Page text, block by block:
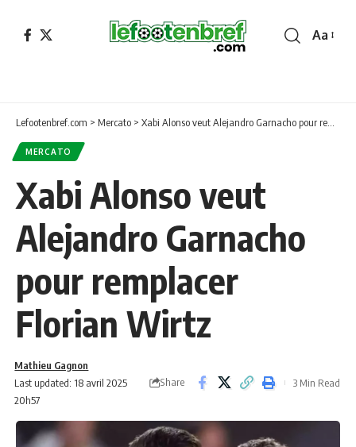
Font
Aa
Lefootenbref.com > Mercato > Xabi Alonso veut Alejandro Garnacho pour remplacer Florian Wirtz
MERCATO
Xabi Alonso veut
Alejandro Garnacho
pour remplacer
Florian Wirtz
Last updated: 18 avril 2025
20h57
Mathieu Gagnon
Share
3 Min Read